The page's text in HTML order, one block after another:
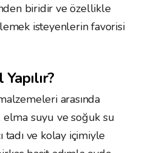
biridir ve özellikle
isteyenlerin favorisi
arasında
elma suyu ve soğuk su
tadı ve kolay içimiyle